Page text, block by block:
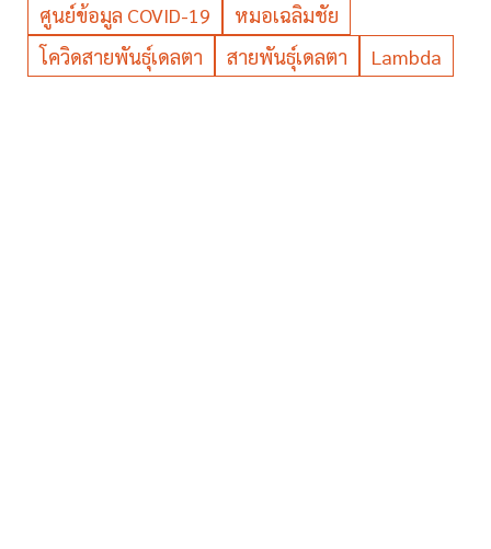
ศูนย์ข้อมูล COVID-19
หมอเฉลิมชัย
โควิดสายพันธุ์เดลตา
สายพันธุ์เดลตา Lambda